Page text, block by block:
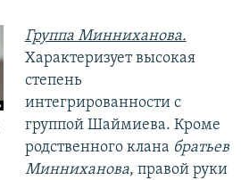
Группа Минниханова.
Характеризует высокая
степень
интегрированности с
группой Шаймиева. Кроме
родственного клана братьев
Минниханова, правой руки